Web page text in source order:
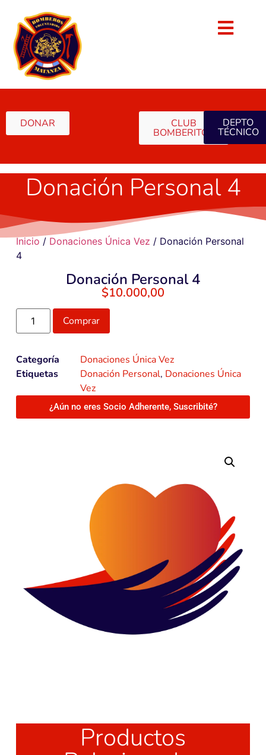
DONAR CLUB
BOMBERITOS
DEPTO
TÉCNICO
Donación Personal 4
Inicio / Donaciones Única Vez / Donación Personal
4
Donación Personal 4
$10.000,00
Comprar
Categoría
Donaciones Única Vez
Etiquetas
Donación Personal, Donaciones Única
Vez
¿Aún no eres Socio Adherente, Suscribité?
Productos